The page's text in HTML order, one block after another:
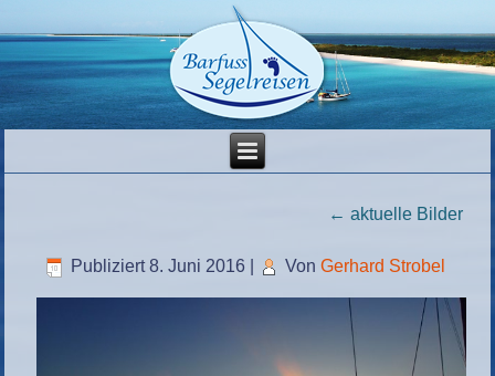
← aktuelle Bilder
Publiziert 8. Juni 2016 Von Gerhard Strobel